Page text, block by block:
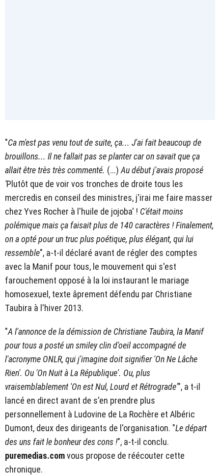
"Ca m'est pas venu tout de suite, ça... J'ai fait beaucoup de
brouillons... Il ne fallait pas se planter car on savait que ça
allait être très très commenté. (...) Au début j'avais proposé
'Plutôt que de voir vos tronches de droite tous les
mercredis en conseil des ministres, j'irai me faire masser
chez Yves Rocher à l'huile de jojoba' ! C'était moins
polémique mais ça faisait plus de 140 caractères ! Finalement,
on a opté pour un truc plus poétique, plus élégant, qui lui
ressemble", a-t-il déclaré avant de régler des comptes
avec la Manif pour tous, le mouvement qui s'est
farouchement opposé à la loi instaurant le mariage
homosexuel, texte âprement défendu par Christiane
Taubira à l'hiver 2013.
"A l'annonce de la démission de Christiane Taubira, la Manif
pour tous a posté un smiley clin d'oeil accompagné de
l'acronyme ONLR, qui j'imagine doit signifier 'On Ne Lâche
Rien'. Ou 'On Nuit à La République'. Ou, plus
vraisemblablement 'On est Nul, Lourd et Rétrograde'", a t-il
lancé en direct avant de s'en prendre plus
personnellement à Ludovine de La Rochère et Albéric
Dumont, deux des dirigeants de l'organisation. "Le départ
des uns fait le bonheur des cons !", a-t-il conclu.
puremedias.comvous propose de réécouter cette
chronique.